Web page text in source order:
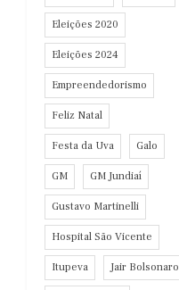
Eleições 2020
Eleições 2024
Empreendedorismo
Feliz Natal
Festa da Uva Galo
GM GM Jundiaí
Gustavo Martinelli
Hospital São Vicente
Itupeva Jair Bolsonaro